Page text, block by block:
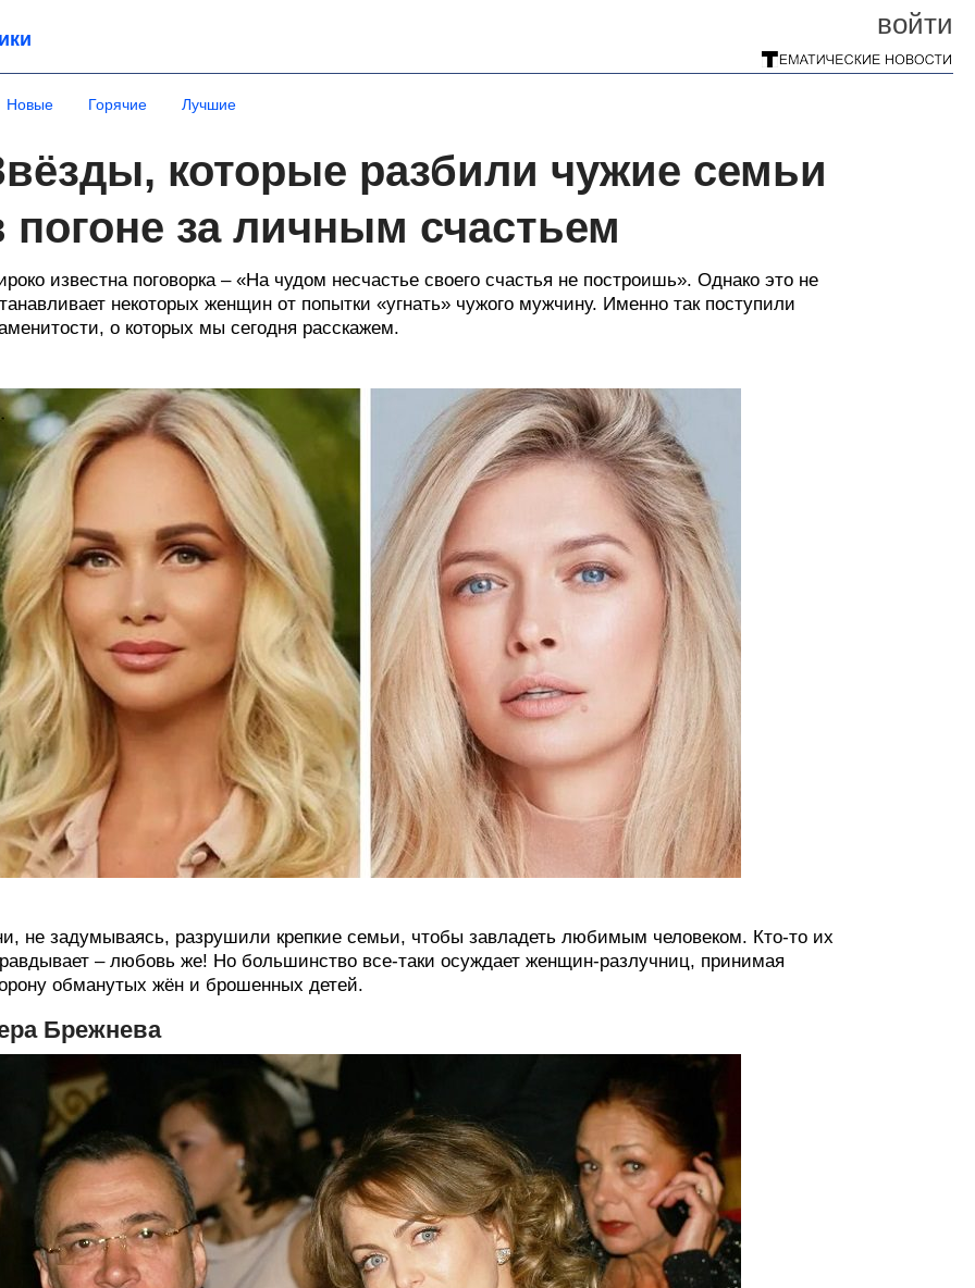
войти
Новые Горячие Лучшие
которые разбили чужие семьи
погоне за личным счастьем
известна поговорка – «На чудом несчастье своего счастья не построишь». Однако это не
некоторых женщин от попытки «угнать» чужого мужчину. Именно так поступили
о которых мы сегодня расскажем.
не задумываясь, разрушили крепкие семьи, чтобы завладеть любимым человеком. Кто-то их
– любовь же! Но большинство все-таки осуждает женщин-разлучниц, принимая
обманутых жён и брошенных детей.
Брежнева